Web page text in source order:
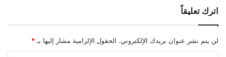
اترك تعليقاً
لن يتم نشر عنوان بريدك الإلكتروني. الحقول الإلزامية مشار إليها بـ *